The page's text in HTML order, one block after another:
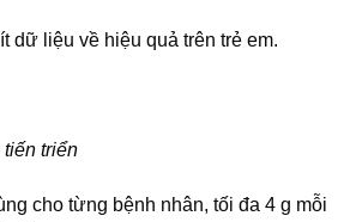
dữ liệu về hiệu quả trên trẻ em.
triển
cho từng bệnh nhân, tối đa 4 g mỗi